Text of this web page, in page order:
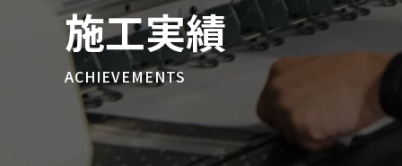
施工実績
ACHIEVEMENTS